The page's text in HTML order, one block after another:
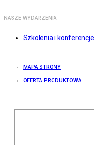
NASZE WYDARZENIA
Szkolenia i konferencje
MAPA STRONY
OFERTA PRODUKTOWA